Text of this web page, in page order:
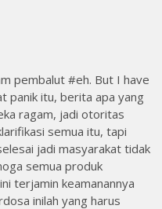
pembalut #eh. But I have
panik itu, berita apa yang
ragam, jadi otoritas
semua itu, tapi
jadi masyarakat tidak
semua produk
terjamin keamanannya
inilah yang harus